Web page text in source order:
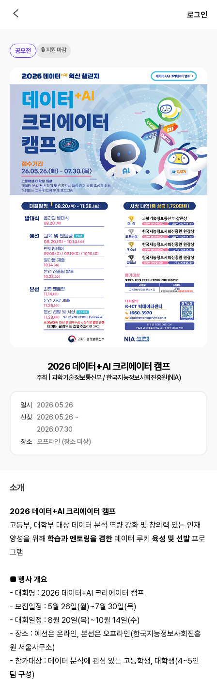
로그인
공모전 🔒 지원 마감
2026 데이터+AI 크리에이터 캠프
주최 | 과학기술정보통신부 / 한국지능정보사회진흥원(NIA)
일시
2026.05.26
신청
2026.05.26 ~
2026.07.30
장소
오프라인 (장소 미상)
소개
2026 데이터+AI 크리에이터 캠프
고등부, 대학부 대상 데이터 분석 역량 강화 및 창의력 있는 인재
양성을 위해 학습과 멘토링을 겸한 데이터 루키 육성 및 선발 프로
그램
■ 행사 개요
- 대회명 : 2026 데이터+AI 크리에이터 캠프
- 모집일정 : 5월 26일(월)~7월 30일(목)
- 대회일정 : 8월 20일(목)~10월 14일(수)
- 장소 : 예선은 온라인, 본선은 오프라인(한국지능정보사회진흥
원 서울사무소)
- 참가대상 : 데이터 분석에 관심 있는 고등학생, 대학생(4~5인
팀 구성)